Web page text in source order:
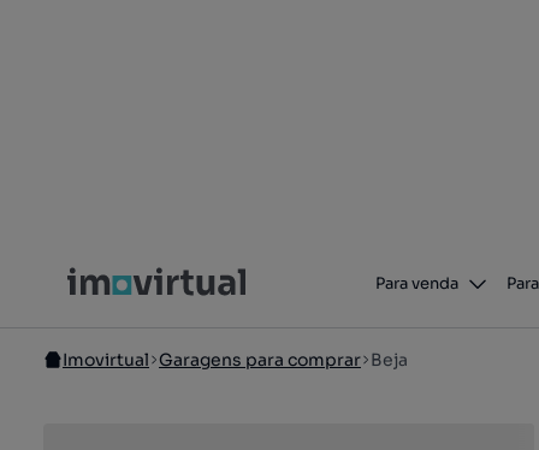
Para venda
Imovirtual Garagens para comprar Beja